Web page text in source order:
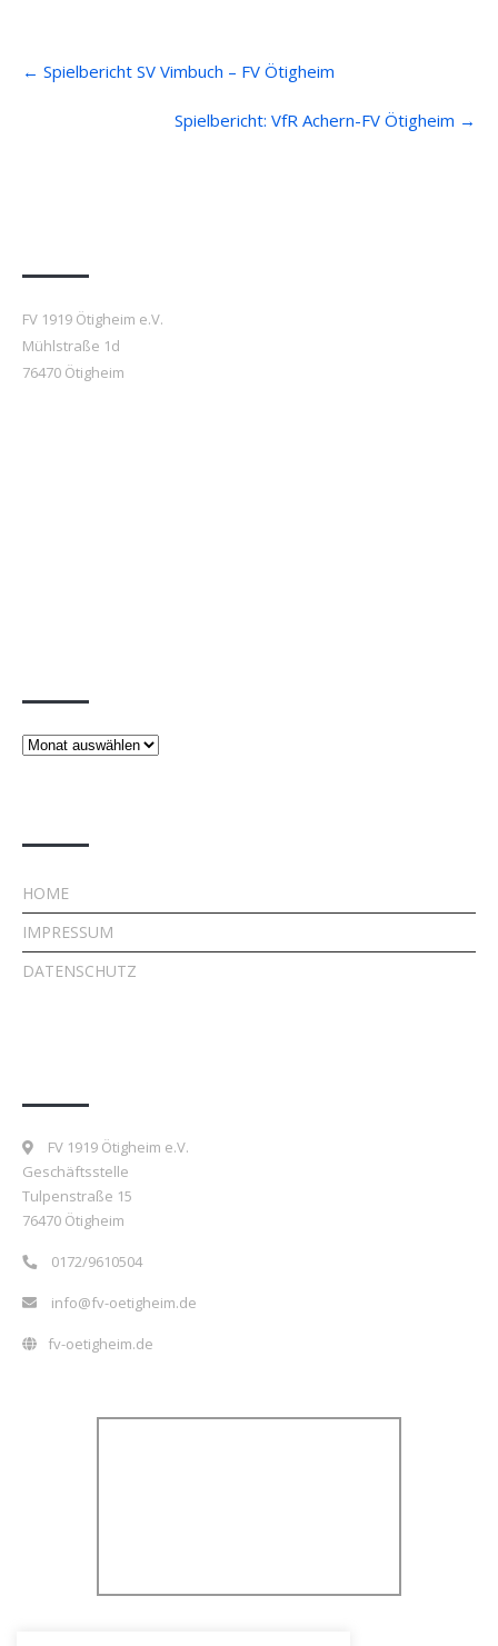
navigation
← Spielbericht SV Vimbuch – FV Ötigheim
Spielbericht: VfR Achern-FV Ötigheim →
FV 1919 Ötigheim e.V.
Mühlstraße 1d
76470 Ötigheim
Beiträge
HOME
IMPRESSUM
DATENSCHUTZ
FV 1919 Ötigheim e.V.
Geschäftsstelle
Tulpenstraße 15
76470 Ötigheim
0172/9610504
info@fv-oetigheim.de
fv-oetigheim.de